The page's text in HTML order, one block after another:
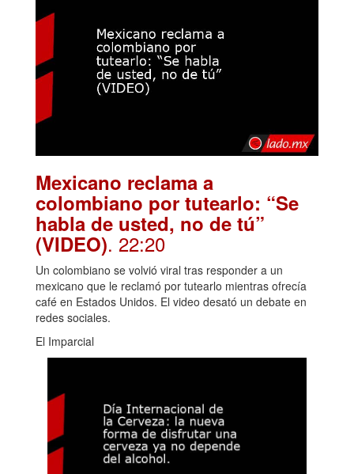
Mexicano reclama a
colombiano por tutearlo: “Se
habla de usted, no de tú”
(VIDEO). 22:20
Un colombiano se volvió viral tras responder a un
mexicano que le reclamó por tutearlo mientras ofrecía
café en Estados Unidos. El video desató un debate en
redes sociales.
El Imparcial